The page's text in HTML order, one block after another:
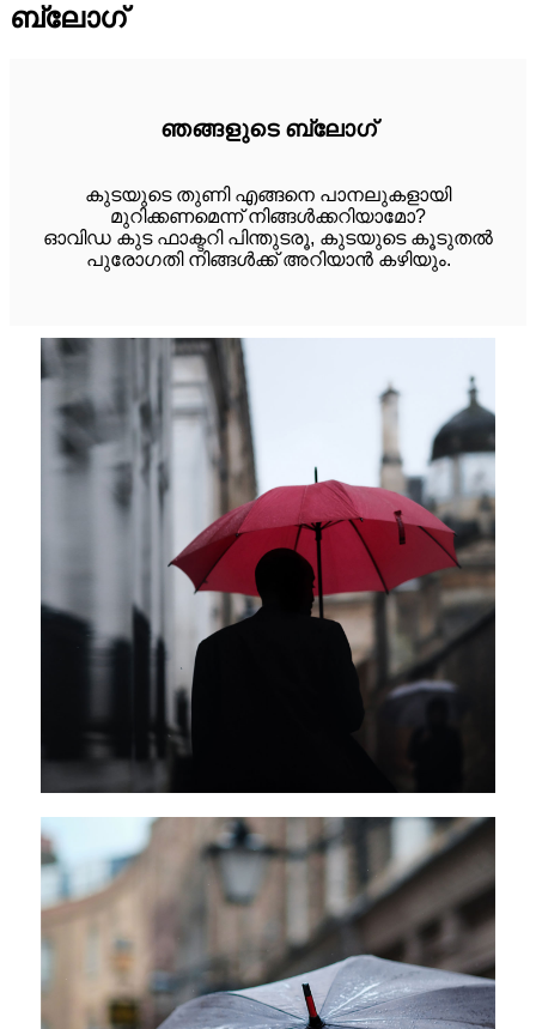
ബ്ലോഗ്
ഞങ്ങളുടെ ബ്ലോഗ്
കുടയുടെ തുണി എങ്ങനെ പാനലുകളായി
മുറിക്കണമെന്ന് നിങ്ങൾക്കറിയാമോ?
ഓവിഡ കുട ഫാക്ടറി പിന്തുടരൂ, കുടയുടെ കൂടുതൽ
പുരോഗതി നിങ്ങൾക്ക് അറിയാൻ കഴിയും.